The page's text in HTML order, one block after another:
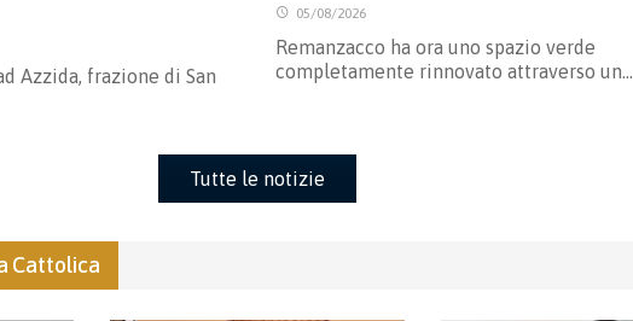
Azzida, frazione di San
05/08/2026
Remanzacco ha ora uno spazio verde
completamente rinnovato attraverso un…
Tutte le notizie
Cattolica